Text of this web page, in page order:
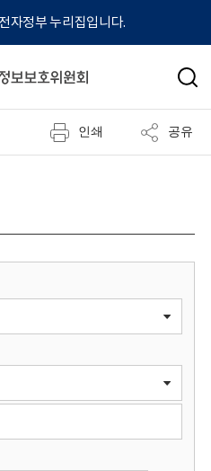
자정부 누리집입니다.
검
인쇄 공유